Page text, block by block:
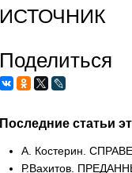
ИСТОЧНИК
Поделиться
Последние статьи
А. Костерин.
Р.Вахитов.